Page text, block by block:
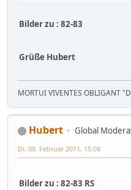
Bilder zu : 82-83
Grüße Hubert
MORTUI VIVENTES OBLIGANT
Hubert
Global
Di, 08. Februar 2011, 15:08
Bilder zu : 82-83 RS